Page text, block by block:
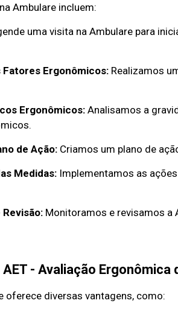
Ambulare incluem:
uma visita na Ambulare para
Ergonômicos: Realizamos
Ergonômicos: Analisamos a
de Ação: Criamos um plano de
Medidas: Implementamos as
Monitoramos e revisamos a
- Avaliação Ergonômica
oferece diversas vantagens, como: